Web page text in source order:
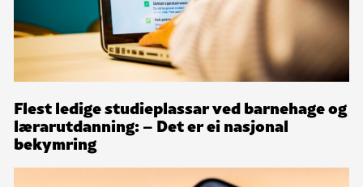
Flest ledige studieplassar ved barnehage og
lærarutdanning: – Det er ei nasjonal
bekymring